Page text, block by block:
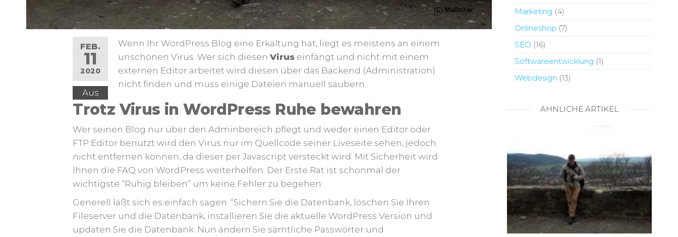
FEB.
11
2020
Aus
Wenn Ihr WordPress Blog eine Erkältung hat, liegt es meistens an einem
unschönen Virus. Wer sich diesenVirus einfängt und nicht mit einem
externen Editor arbeitet wird diesen über das Backend (Administration)
nicht finden und muss einige Dateien manuell säubern.
Trotz Virus in WordPress Ruhe bewahren
Wer seinen Blog nur über den Adminbereich pflegt und weder einen Editor oder
FTP Editor benutzt wird den Virus nur im Quellcode seiner Liveseite sehen, jedoch
nicht entfernen können, da dieser per Javascript versteckt wird. Mit Sicherheit wird
Ihnen die FAQ von WordPress weiterhelfen. Der Erste Rat ist schonmal der
wichtigste “Ruhig bleiben” um keine Fehler zu begehen.
Generell läßt sich es einfach sagen: “Sichern Sie die Datenbank, löschen Sie Ihren
Fileserver und die Datenbank, installieren Sie die aktuelle WordPress Version und
updaten Sie die Datenbank. Nun ändern Sie sämtliche Passwörter und
Marketing (4)
Onlineshop (7)
SEO (16)
Softwareentwicklung (1)
Webdesign (13)
ÄHNLICHE ARTIKEL